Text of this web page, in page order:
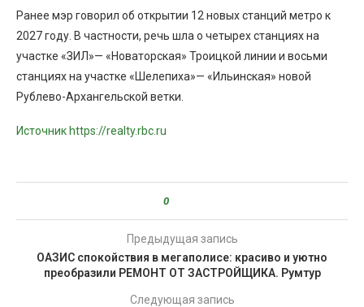
Ранее мэр говорил об открытии 12 новых станций метро к
2027 году. В частности, речь шла о четырех станциях на
участке «ЗИЛ»— «Новаторская» Троицкой линии и восьми
станциях на участке «Шелепиха»— «Ильинская» новой
Рублево-Архангельской ветки.
Источник https://realty.rbc.ru
0
Предыдущая запись
ОАЗИС спокойствия в мегаполисе: красиво и уютно
преобразили РЕМОНТ ОТ ЗАСТРОЙЩИКА. Румтур
Следующая запись